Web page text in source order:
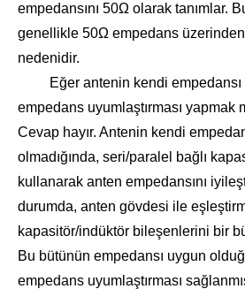
empedansını 50Ω olarak tanımlar.
genellikle 50Ω empedans üzerinden
nedenidir.
Eğer antenin kendi empedansı
empedans uyumlaştırması yapmak
Cevap hayır. Antenin kendi
olmadığında, seri/paralel bağlı
kullanarak anten empedansını
durumda, anten gövdesi ile
kapasitör/indüktör bileşenlerini bir
Bu bütünün empedansı uygun
empedans uyumlaştırması